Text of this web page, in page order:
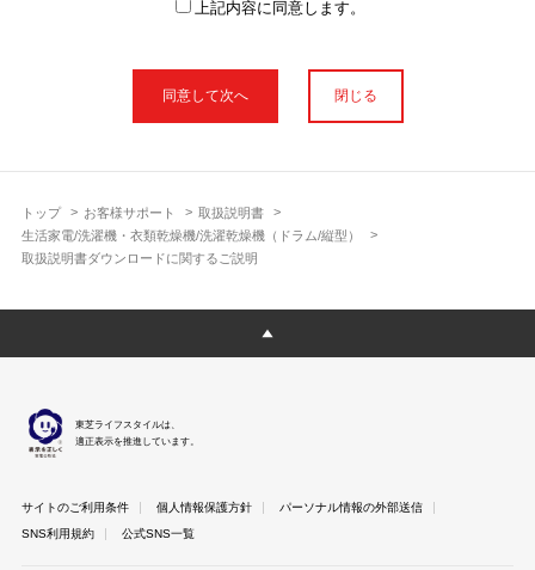
トップ お客様サポート
取扱説明書
生活家電/洗濯機・衣類乾燥機/洗濯乾燥機（ドラム/縦型）
取扱説明書ダウンロードに関するご説明
使用上のご注意や安全上のご注意、また測定基準や数値等は取扱
説明書が作成された時点での基準に応じた内容となっております
明書以外の印刷物が同梱されている場合がありますが、本サイト
ではそれらを全て公開しておりませんのであらかじめご了承くだ
さい。
ございますのであらかじめご了承ください。
のであらかじめご了承ください。
上記内容に同意します。
閉じる
東芝ライフスタイルは、
適正表示を推進しています。
サイトのご利用条件 個人情報保護方針
パーソナル情報の外部送信
SNS利用規約
公式SNS一覧